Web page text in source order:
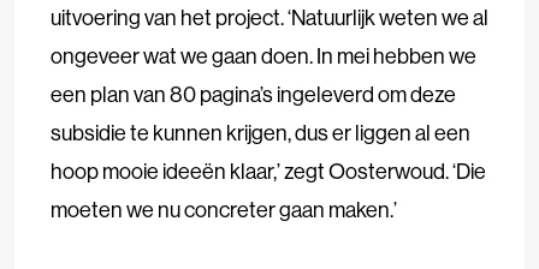
uitvoering van het project. ‘Natuurlijk weten we al
ongeveer wat we gaan doen. In mei hebben we
een plan van 80 pagina’s ingeleverd om deze
subsidie te kunnen krijgen, dus er liggen al een
hoop mooie ideeën klaar,’ zegt Oosterwoud. ‘Die
moeten we nu concreter gaan maken.’